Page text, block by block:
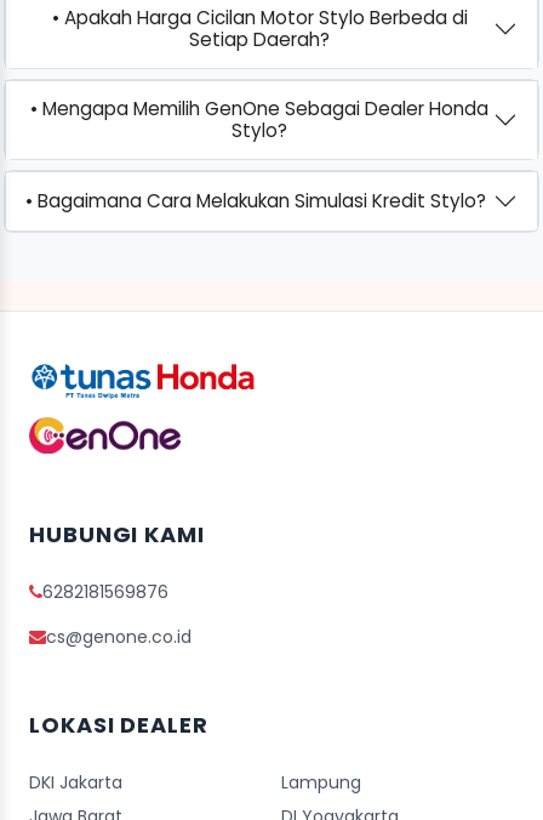
• Apakah Harga Cicilan Motor Stylo Berbeda di
Setiap Daerah?
• Mengapa Memilih GenOne Sebagai Dealer Honda
Stylo?
• Bagaimana Cara Melakukan Simulasi Kredit Stylo?
HUBUNGI KAMI
6282181569876
cs@genone.co.id
LOKASI DEALER
DKI Jakarta
Lampung